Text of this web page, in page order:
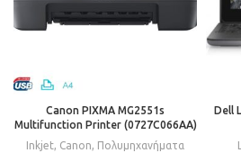
Canon PIXMA MG2551s
Multifunction Printer (0727C066AA)
Inkjet, Canon, Πολυμηχανήματα
Dell